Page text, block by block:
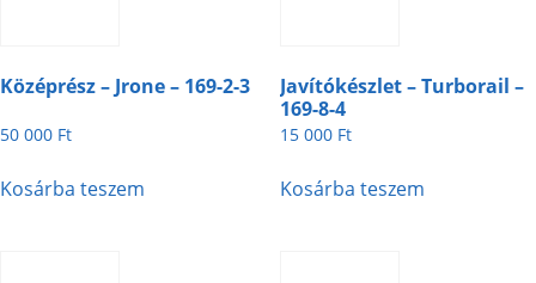
Középrész – Jrone – 169-2-3
50 000 Ft
Kosárba teszem
Javítókészlet – Turborail –
169-8-4
15 000 Ft
Kosárba teszem